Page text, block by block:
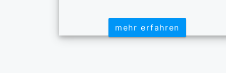
mehr erfahren
mehr erfahren